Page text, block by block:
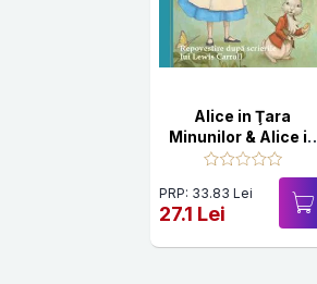
Alice in Ţara
Minunilor & Alice in
Ţara din Oglinda.
Repovestire
PRP: 33.83 Lei
27.1 Lei